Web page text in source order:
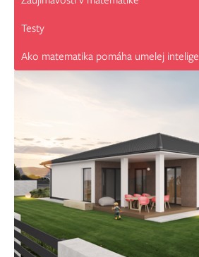
Testy
Ako matematika pomáha umelej